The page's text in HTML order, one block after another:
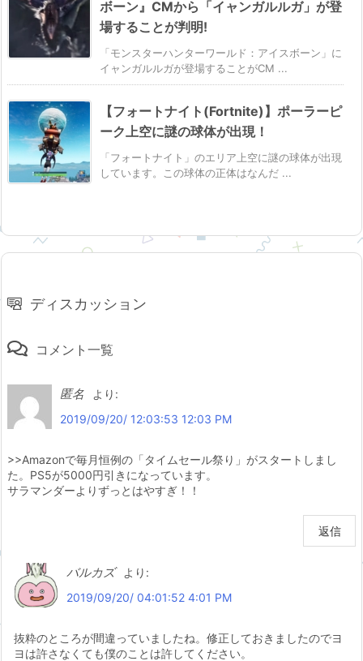
ボーン』CMから「イャンガルルガ」が登
場することが判明!
「モンスターハンターワールド：アイスボーン」に
イャンガルルガが登場することがCM ...
【フォートナイト(Fortnite)】ポーラーピ
ーク上空に謎の球体が出現！
「フォートナイト」のエリア上空に謎の球体が出現
しています。この球体の正体はなんだ ...
ディスカッション
コメント一覧
匿名
より:
2019/09/20/ 12:03:53 12:03 PM
>>Amazonで毎月恒例の「タイムセール祭り」がスタートしまし
た。PS5が5000円引きになっています。
サラマンダーよりずっとはやすぎ！！
返信
バルカズ
より:
2019/09/20/ 04:01:52 4:01 PM
抜粋のところが間違っていましたね。修正しておきましたのでヨ
ヨは許さなくても僕のことは許してください。